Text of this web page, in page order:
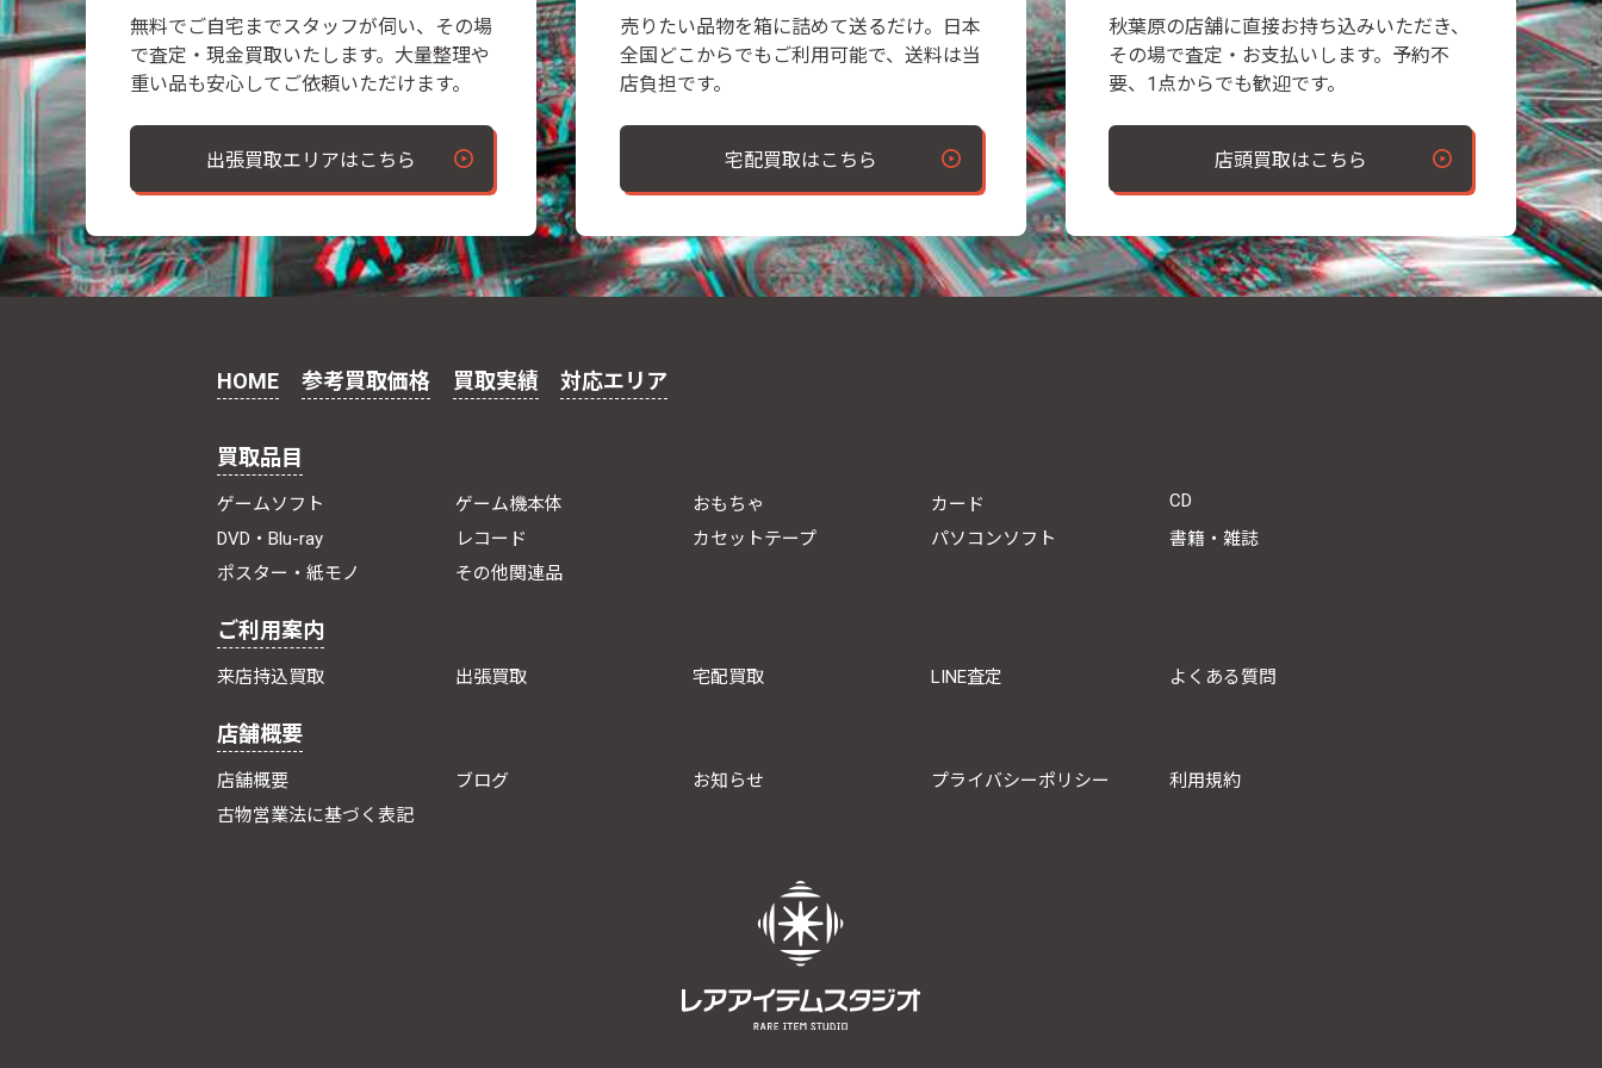
無料でご自宅までスタッフが伺い、その場
で査定・現金買取いたします。大量整理や
重い品も安心してご依頼いただけます。
出張買取エリアはこちら
売りたい品物を箱に詰めて送るだけ。日本
全国どこからでもご利用可能で、送料は当
店負担です。
宅配買取はこちら
秋葉原の店舗に直接お持ち込みいただき、
その場で査定・お支払いします。予約不
要、1点からでも歓迎です。
店頭買取はこちら
HOME 参考買取価格 買取実績 対応エリア
買取品目
ゲームソフト ゲーム機本体 おもちゃ カード
CD
DVD・Blu-ray
レコード カセットテープ パソコンソフト
書籍・雑誌
ポスター・紙モノ
その他関連品
ご利用案内
来店持込買取 出張買取 宅配買取 LINE査定 よくある質問
店舗概要
店舗概要 ブログ お知らせ プライバシーポリシー
利用規約
古物営業法に基づく表記